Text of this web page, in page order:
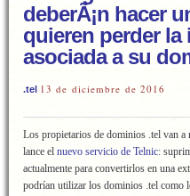
deberÃ¡n hacer
quieren perder la
asociada a su
.tel 13 de diciembre de 2016
Los propietarios de dominios .tel van a
lance el nuevo servicio de Telnic:
actualmente para convertirlos en una
podrían utilizar los dominios .tel como